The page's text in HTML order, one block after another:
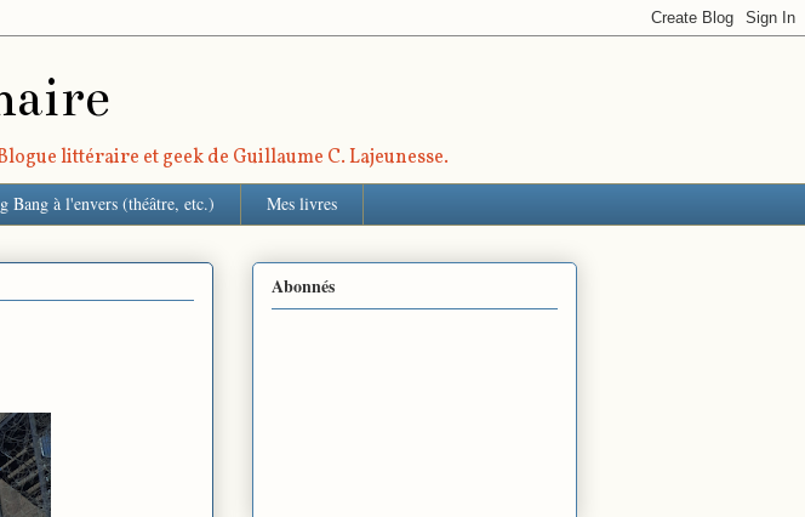
littéraire et geek de Guillaume C. Lajeunesse.
Bang à l'envers (théâtre, etc.) Mes livres
Abonnés